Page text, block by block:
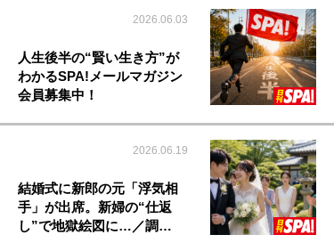
2026.06.03
人生後半の“賢い生き方”が
わかるSPA!メールマガジン
会員募集中！
2026.06.19
結婚式に新郎の元「浮気相
手」が出席。新婦の“仕返
し”で地獄絵図に…／調…